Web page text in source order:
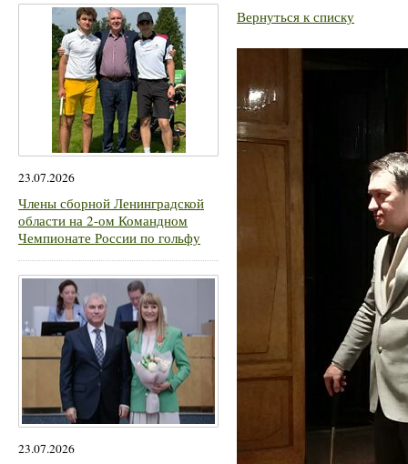
23.07.2026
Члены сборной Ленинградской
области на 2-ом Командном
Чемпионате России по гольфу
23.07.2026
Вернуться к списку